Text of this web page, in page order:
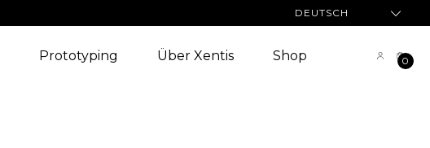
DEUTSCH
Prototyping Über Xentis Shop 0